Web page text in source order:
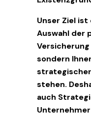
Unser Ziel
Auswahl der
sondern
stehen.
auch